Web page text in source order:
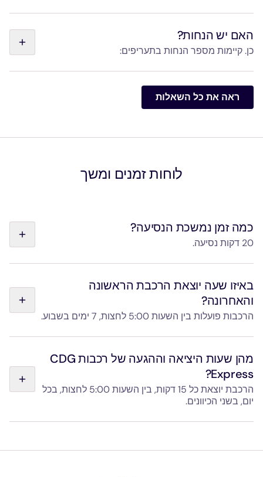
בכמה מכשירים אוטומטיים.
באינטרנט: באתר האינטרנט שלנו או באפליקציה הסלולרית
שלנו.
חודשים לפני השימוש, והחזרה אפשרית בתוך 90 יום לאחר
האם יש הנחות?
כן. קיימות מספר הנחות בתעריפים:
מתחת לגיל 16: נסיעה חינם, בליווי מבוגר עם כרטיס תקף.
הנחה.
עובדי שדה התעופה או תחנת הרכבת: תעריפים מועדפים.
ראה את כל השאלות
לוחות זמנים ומשך
כמה זמן נמשכת הנסיעה?
20 דקות נסיעה.
"Paris-Charles de Gaulle" אורכת 20 דקות, ללא עצירות
ביניים.
באיזו שעה יוצאת הרכבת הראשונה
והאחרונה?
הרכבות פועלות בין השעות 5:00 לחצות, 7 ימים בשבוע.
"יציאות ולוחות זמנים".
מהן שעות היציאה וההגעה של רכבות CDG
Express?
הרכבת יוצאת כל 15 דקות, בין השעות 5:00 לחצות, בכל
יום, בשני הכיוונים.
בעמוד "יציאות ולוחות זמנים".